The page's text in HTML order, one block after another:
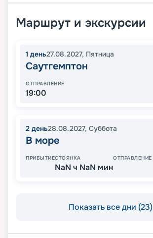
Маршрут и экскурсии
1 день27.08.2027, Пятница
Саутгемптон
ОТПРАВЛЕНИЕ
19:00
2 день28.08.2027, Суббота
В море
ПРИБЫТИЕСТОЯНКА
NaN ч NaN мин
ОТПРАВЛЕНИЕ
Показать все дни (23)